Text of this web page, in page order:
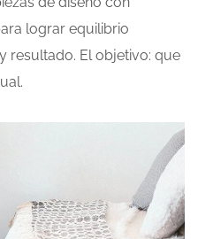
lograr equilibrio
resultado. El objetivo: que